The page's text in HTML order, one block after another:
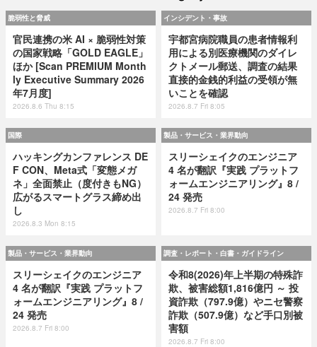
脆弱性と脅威
官民連携の米 AI × 脆弱性対策
の国家戦略「GOLD EAGLE」
ほか [Scan PREMIUM Month
ly Executive Summary 2026
年7月度]
2026.8.6 Thu 8:15
インシデント・事故
宇都宮病院職員の患者情報利
用による別医療機関のダイレ
クトメール郵送、調査の結果
直接的金銭的利益の受領が無
いことを確認
2026.8.7 Fri 8:05
国際
ハッキングカンファレンス DE
F CON、Meta式「変態メガ
ネ」全面禁止（度付きもNG）
広がるスマートグラス締め出
し
2026.8.3 Mon 8:15
製品・サービス・業界動向
スリーシェイクのエンジニア
4 名が翻訳『実践 プラットフ
ォームエンジニアリング』8 /
24 発売
2026.8.7 Fri 8:00
製品・サービス・業界動向
スリーシェイクのエンジニア
4 名が翻訳『実践 プラットフ
ォームエンジニアリング』8 /
24 発売
2026.8.7 Fri 8:00
調査・レポート・白書・ガイドライン
令和8(2026)年上半期の特殊詐
欺、被害総額1,816億円 ～ 投
資詐欺（797.9億）やニセ警察
詐欺（507.9億）など手口別被
害額
2026.8.7 Fri 8:00